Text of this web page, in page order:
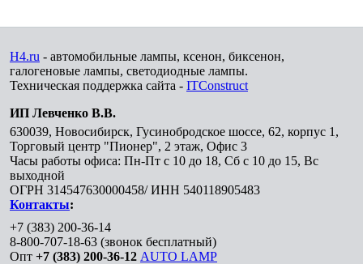
H4.ru - автомобильные лампы, ксенон, биксенон,
галогеновые лампы, светодиодные лампы.
Техническая поддержка сайта - ITConstruct
ИП Левченко В.В.
630039, Новосибирск, Гусинобродское шоссе, 62, корпус 1,
Торговый центр "Пионер", 2 этаж, Офис 3
Часы работы офиса: Пн-Пт с 10 до 18, Сб с 10 до 15, Вс
выходной
ОГРН 314547630000458/ ИНН 540118905483
Контакты:
+7 (383) 200-36-14
8-800-707-18-63 (звонок бесплатный)
Опт +7 (383) 200-36-12 AUTO LAMP